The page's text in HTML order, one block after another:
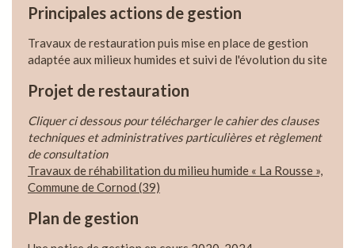
Principales actions de gestion
Travaux de restauration puis mise en place de gestion
adaptée aux milieux humides et suivi de l'évolution du site
Projet de restauration
Cliquer ci dessous pour télécharger le cahier des clauses
techniques et administratives particulières et règlement
de consultation
Travaux de réhabilitation du milieu humide « La Rousse »,
Commune de Cornod (39)
Plan de gestion